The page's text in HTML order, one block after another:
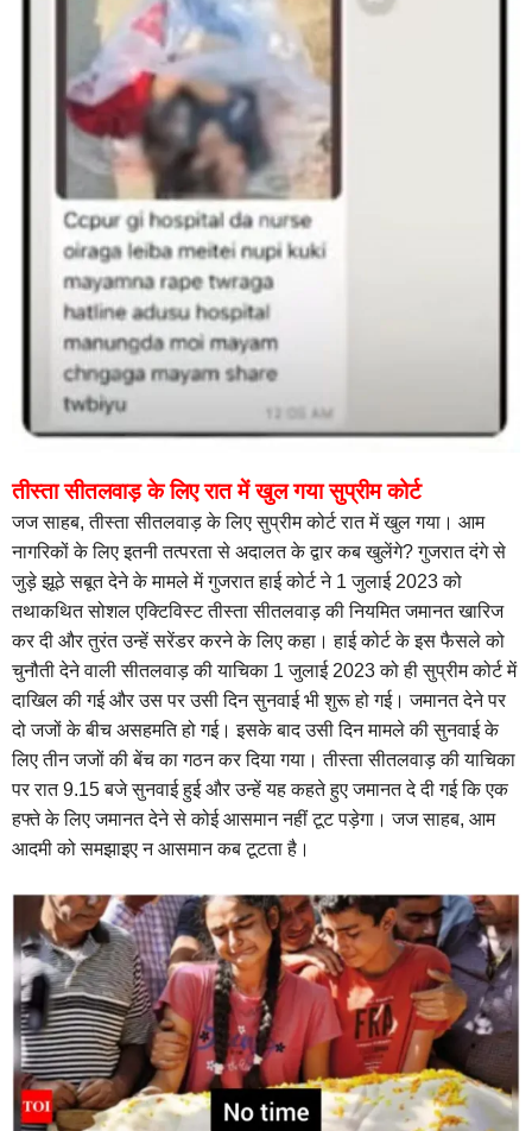
तीस्ता सीतलवाड़ के लिए रात में खुल गया सुप्रीम कोर्ट
जज साहब, तीस्ता सीतलवाड़ के लिए सुप्रीम कोर्ट रात में खुल गया। आम
नागरिकों के लिए इतनी तत्परता से अदालत के द्वार कब खुलेंगे? गुजरात दंगे से
जुड़े झूठे सबूत देने के मामले में गुजरात हाई कोर्ट ने 1 जुलाई 2023 को
तथाकथित सोशल एक्टिविस्ट तीस्ता सीतलवाड़ की नियमित जमानत खारिज
कर दी और तुरंत उन्हें सरेंडर करने के लिए कहा। हाई कोर्ट के इस फैसले को
चुनौती देने वाली सीतलवाड़ की याचिका 1 जुलाई 2023 को ही सुप्रीम कोर्ट में
दाखिल की गई और उस पर उसी दिन सुनवाई भी शुरू हो गई। जमानत देने पर
दो जजों के बीच असहमति हो गई। इसके बाद उसी दिन मामले की सुनवाई के
लिए तीन जजों की बेंच का गठन कर दिया गया। तीस्ता सीतलवाड़ की याचिका
पर रात 9.15 बजे सुनवाई हुई और उन्हें यह कहते हुए जमानत दे दी गई कि एक
हफ्ते के लिए जमानत देने से कोई आसमान नहीं टूट पड़ेगा। जज साहब, आम
आदमी को समझाइए न आसमान कब टूटता है।